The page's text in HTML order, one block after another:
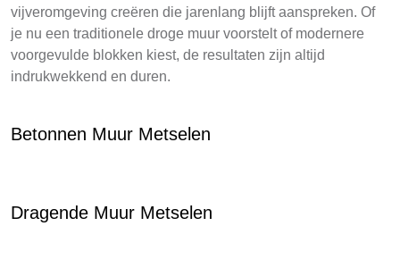
vijveromgeving creëren die jarenlang blijft aanspreken. Of
je nu een traditionele droge muur voorstelt of modernere
voorgevulde blokken kiest, de resultaten zijn altijd
indrukwekkend en duren.
Betonnen Muur Metselen
Dragende Muur Metselen